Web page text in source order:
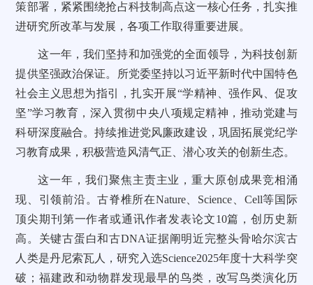
策部署，紧紧围绕抢占科技制高点这一核心任务，扎实推
进研究所改革与发展，各项工作取得重要进展。
这一年，我们坚持和加强党的全面领导，为科技创新
提供坚强政治保证。所党委坚持以习近平新时代中国特色
社会主义思想为指引，扎实开展“学精神、强作风、促攻
坚”学习教育，深入贯彻中央八项规定精神，推动党建与
科研深度融合。持续推进党风廉政建设，巩固拓展党纪学
习教育成果，积极营造风清气正、潜心攻关的创新生态。
这一年，我们聚焦主责主业，重大原创成果竞相涌
现、引领前沿。古脊椎所在Nature、Science、Cell等国际
顶尖期刊第一作者或通讯作者发表论文10篇，创历史新
高。关键古蛋白和古DNA证据阐明近完整头骨哈尔滨古
人类是丹尼索瓦人，研究入选Science2025年度十大科学突
破；福建政和动物群发现最早的鸟类，改写鸟类演化历